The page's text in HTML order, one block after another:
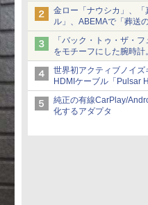
金ロー「ナウシカ」、「
ル」、ABEMAで「葬送
など。夏の特番・配信情
「バック・トゥ・ザ・
をモチーフにした腕時
世界初アクティブノイ
HDMIケーブル「Pulsar
から
純正の有線CarPlay/
化するアダプタ